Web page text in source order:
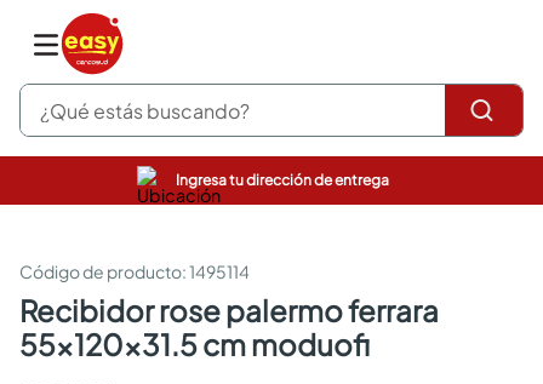
¿Qué estás buscando?
Ingresa tu dirección de entrega
:1495114
recibidor rose palermo ferrara
55x120x31.5 cm moduofi
pinturas
sanitarios
comedor
escritorio